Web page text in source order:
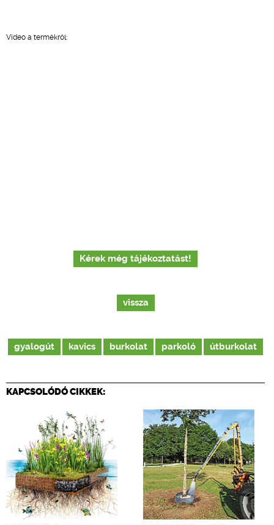
Video a termékről:
Kérek még tájékoztatást!
vissza
gyalogút kavics burkolat parkoló útburkolat
KAPCSOLÓDÓ CIKKEK: